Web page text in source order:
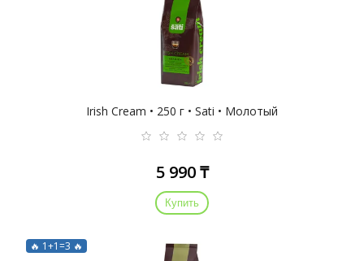
Irish Cream • 250 г • Sati • Молотый
5 990 ₸
Купить
🔥 1+1=3 🔥